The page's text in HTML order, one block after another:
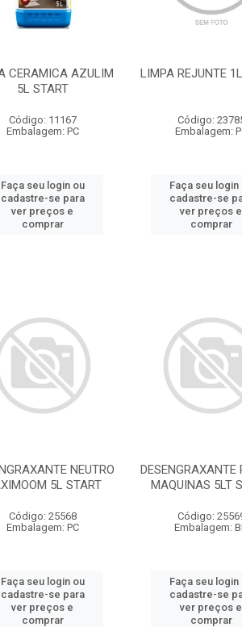
CERAMICA AZULIM
5L START
Código: 11167
Embalagem: PC
Faça seu login ou
cadastre-se para
ver preços e
comprar
LIMPA REJUNTE
Código:
Embalagem:
Faça seu login
cadastre-se
ver preços e
comprar
NEUTRO
5L START
Código: 25568
Embalagem: PC
Faça seu login ou
cadastre-se para
ver preços e
comprar
DESENGRAXANTE
MAQUINAS 5LT
Código:
Embalagem:
Faça seu login
cadastre-se
ver preços e
comprar